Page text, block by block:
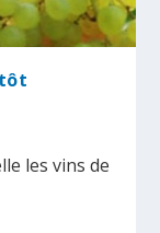
les vins de